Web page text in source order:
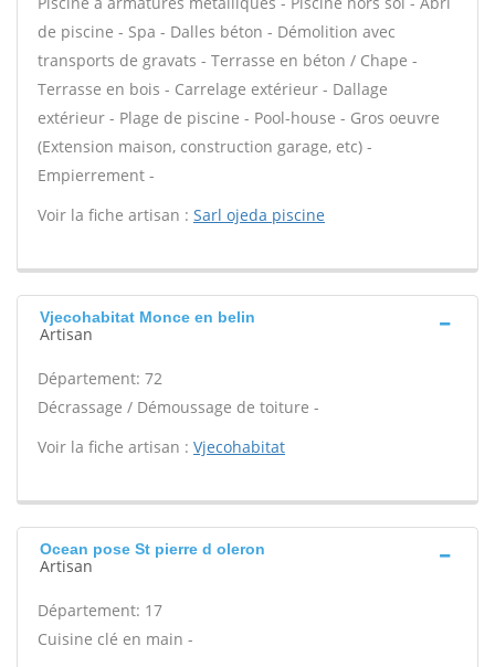
de piscine - Spa - Dalles béton - Démolition avec
transports de gravats - Terrasse en béton / Chape -
Terrasse en bois - Carrelage extérieur - Dallage
extérieur - Plage de piscine - Pool-house - Gros oeuvre
(Extension maison, construction garage, etc) -
Empierrement -
Voir la fiche artisan : Sarl ojeda piscine
Vjecohabitat Monce en belin
Artisan
Département: 72
Décrassage / Démoussage de toiture -
Voir la fiche artisan : Vjecohabitat
Ocean pose St pierre d oleron
Artisan
Département: 17
Cuisine clé en main -